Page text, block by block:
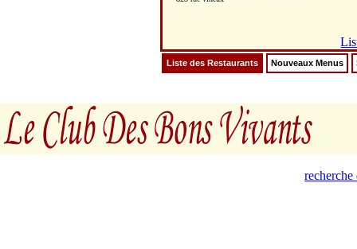
Liste des Restaurants Nouveaux Menus
recherche